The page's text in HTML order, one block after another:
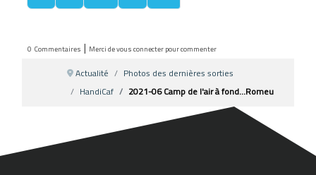
0 Commentaires | Merci de vous connecter pour commenter
Actualité
Photos des dernières sorties
HandiCaf
2021-06 Camp de l'air à fond...Romeu